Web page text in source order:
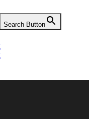
Search Button